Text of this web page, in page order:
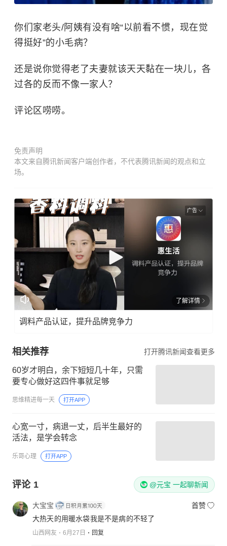
你们家老头/阿姨有没有啥“以前看不惯，现在觉
得挺好”的小毛病？
还是说你觉得老了夫妻就该天天黏在一块儿，各
过各的反而不像一家人？
评论区唠唠。
免责声明
本文来自腾讯新闻客户端创作者，不代表腾讯新闻的观点和立
场。
广告
了解详情
调料产品认证，提升品牌竞争力
相关推荐 打开腾讯新闻查看更多
60岁才明白，余下短短几十年，只需
要专心做好这四件事就足够
思维精进每一天 打开APP
心宽一寸，病退一丈，后半生最好的
活法，是学会转念
乐哥心理 打开APP
评论 1 @元宝 一起聊新闻
大宝宝
首赞
大热天的用暖水袋我是不是病的不轻了
山西网友 6月27日 回复